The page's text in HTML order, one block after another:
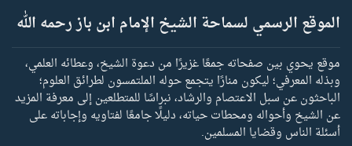
الموقع الرسمي لسماحة الشيخ الإمام ابن باز رحمه الله
موقع يحوي بين صفحاته جمعًا غزيرًا من دعوة الشيخ، وعطائه العلمي،
وبذله المعرفي؛ ليكون منارًا يتجمع حوله الملتمسون لطرائق العلوم؛
الباحثون عن سبل الاعتصام والرشاد، نبراسًا للمتطلعين إلى معرفة المزيد
عن الشيخ وأحواله ومحطات حياته، دليلًا جامعًا لفتاويه وإجاباته على
أسئلة الناس وقضايا المسلمين.